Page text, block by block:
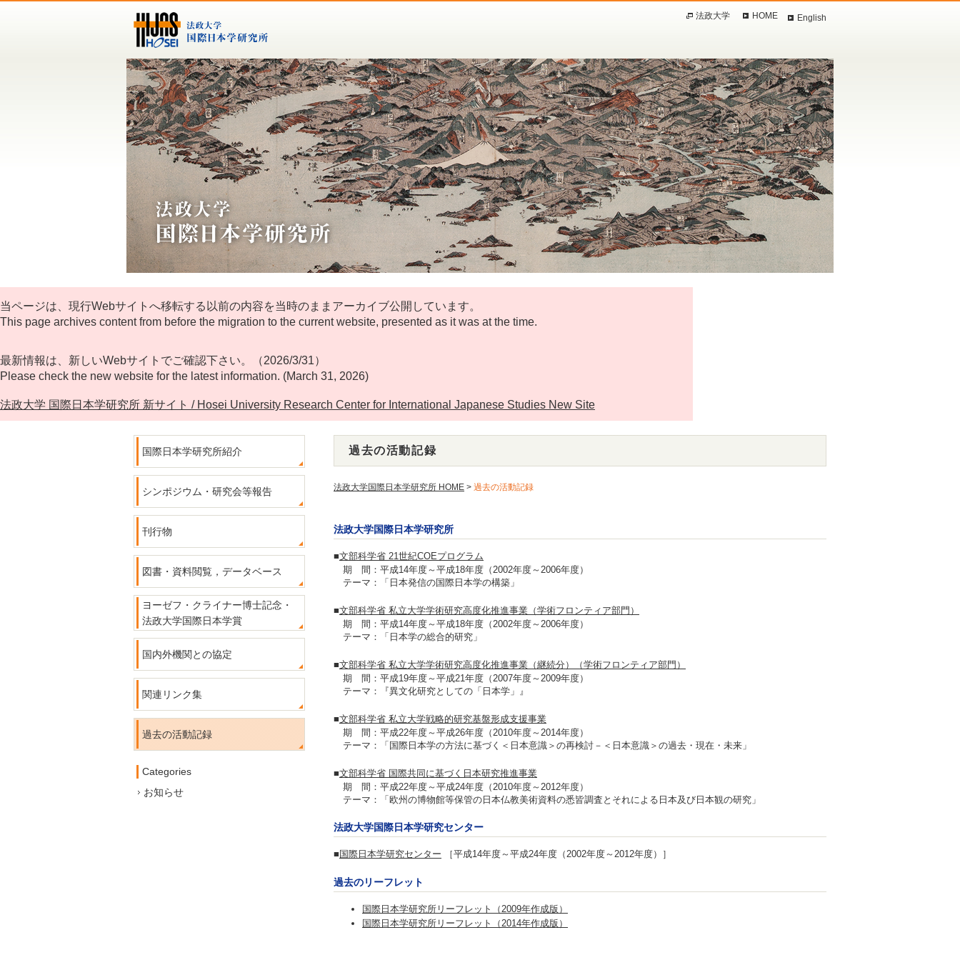
English
法政大学 HOME
当ページは、現行Webサイトへ移転する以前の内容を当時のままアーカイブ公開しています。
This page archives content from before the migration to the current website, presented as it was at the time.
最新情報は、新しいWebサイトでご確認下さい。（2026/3/31）
Please check the new website for the latest information. (March 31, 2026)
法政大学 国際日本学研究所 新サイト / Hosei University Research Center for International Japanese Studies New Site
過去の活動記録
法政大学国際日本学研究所 HOME > 過去の活動記録
法政大学国際日本学研究所
■文部科学省 21世紀COEプログラム
期 間：平成14年度～平成18年度（2002年度～2006年度）
テーマ：「日本発信の国際日本学の構築」
■文部科学省 私立大学学術研究高度化推進事業（学術フロンティア部門）
期 間：平成14年度～平成18年度（2002年度～2006年度）
テーマ：「日本学の総合的研究」
■文部科学省 私立大学学術研究高度化推進事業（継続分）（学術フロンティア部門）
期 間：平成19年度～平成21年度（2007年度～2009年度）
テーマ：『異文化研究としての「日本学」』
■文部科学省 私立大学戦略的研究基盤形成支援事業
期 間：平成22年度～平成26年度（2010年度～2014年度）
テーマ：「国際日本学の方法に基づく＜日本意識＞の再検討－＜日本意識＞の過去・現在・未来」
■文部科学省 国際共同に基づく日本研究推進事業
期 間：平成22年度～平成24年度（2010年度～2012年度）
テーマ：「欧州の博物館等保管の日本仏教美術資料の悉皆調査とそれによる日本及び日本観の研究」
法政大学国際日本学研究センター
■ 国際日本学研究センター ［平成14年度～平成24年度（2002年度～2012年度）］
過去のリーフレット
国際日本学研究所リーフレット（2009年作成版）
国際日本学研究所リーフレット（2014年作成版）
国際日本学研究所紹介
シンポジウム・研究会等報告
刊行物
図書・資料閲覧，データベース
ヨーゼフ・クライナー博士記念・
法政大学国際日本学賞
国内外機関との協定
関連リンク集
過去の活動記録
Categories
お知らせ